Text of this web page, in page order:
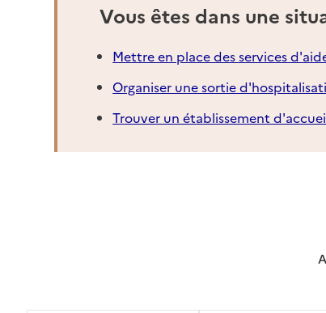
Vous êtes dans une
Mettre en place des services
Organiser une sortie
Trouver un établissement